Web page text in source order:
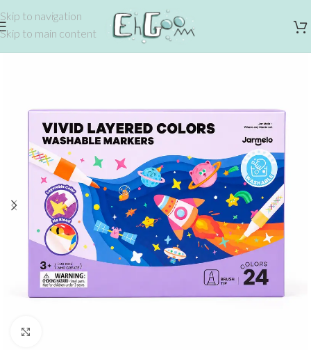
Skip to navigation
Skip to main content